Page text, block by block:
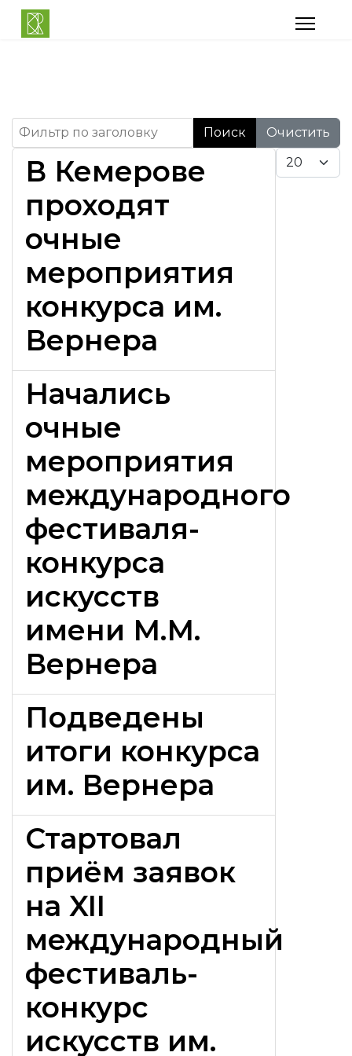
Фильтр по заголовку Поиск Очистить
Кол-во строк:
В Кемерове
проходят
очные
мероприятия
конкурса им.
Вернера
Начались
очные
мероприятия
международного
фестиваля-
конкурса
искусств
имени М.М.
Вернера
Подведены
итоги конкурса
им. Вернера
Стартовал
приём заявок
на XII
международный
фестиваль-
конкурс
искусств им.